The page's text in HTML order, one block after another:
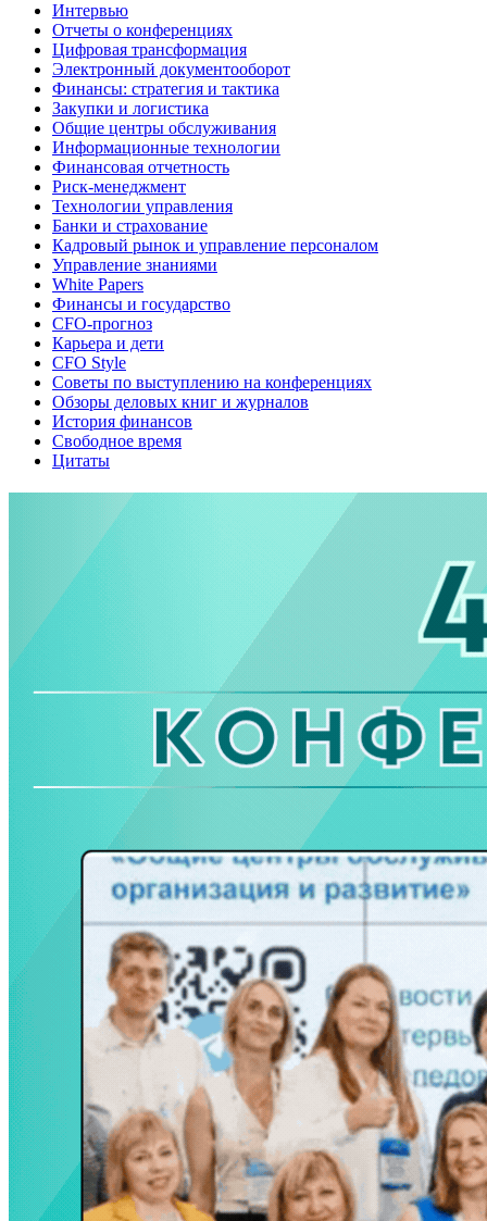
Интервью
Отчеты о конференциях
Цифровая трансформация
Электронный документооборот
Финансы: стратегия и тактика
Закупки и логистика
Общие центры обслуживания
Информационные технологии
Финансовая отчетность
Риск-менеджмент
Технологии управления
Банки и страхование
Кадровый рынок и управление персоналом
Управление знаниями
White Papers
Финансы и государство
CFO-прогноз
Карьера и дети
CFO Style
Советы по выступлению на конференциях
Обзоры деловых книг и журналов
История финансов
Свободное время
Цитаты